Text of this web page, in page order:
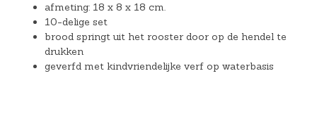
afmeting: 18 x 8 x 18 cm.
10-delige set
brood springt uit het rooster door op de hendel te
drukken
geverfd met kindvriendelijke verf op waterbasis